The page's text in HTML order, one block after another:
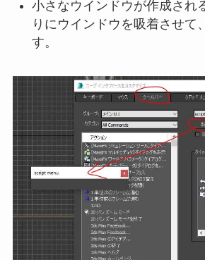
小さなウインドウが作成され
りにウインドウを吸着させて
す。